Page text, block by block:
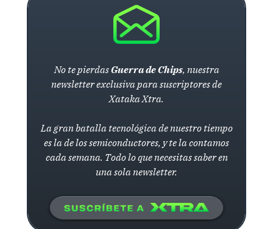
No te pierdasGuerra de Chips, nuestra
newsletter exclusiva para suscriptores de
Xataka Xtra.
La gran batalla tecnológica de nuestro tiempo
es la de los semiconductores, y te la contamos
cada semana. Todo lo que necesitas saber en
una sola newsletter.